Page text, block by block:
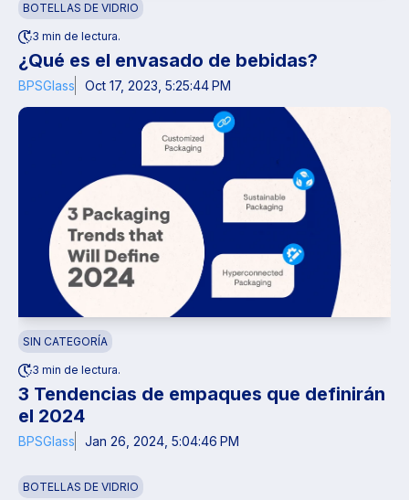
BOTELLAS DE VIDRIO
3 min de lectura.
¿Qué es el envasado de bebidas?
BPSGlass Oct 17, 2023, 5:25:44 PM
SIN CATEGORÍA
3 min de lectura.
3 Tendencias de empaques que definirán
el 2024
BPSGlass Jan 26, 2024, 5:04:46 PM
BOTELLAS DE VIDRIO